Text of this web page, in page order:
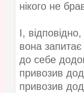
нікого не
І,
вона
до себе
привозив
привозив